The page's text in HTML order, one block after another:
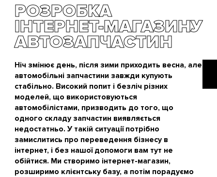
РОЗРОБКА
ІНТЕРНЕТ-МАГАЗИНУ
АВТОЗАПЧАСТИН
Ніч змінює день, після зими приходить весна, але
автомобільні запчастини завжди купують
стабільно. Високий попит і безліч різних
моделей, що використовуються
автомобілістами, призводить до того, що
одного складу запчастин виявляється
недостатньо. У такій ситуації потрібно
замислитись про переведення бізнесу в
інтернет, і без нашої допомоги вам тут не
обійтися. Ми створимо інтернет-магазин,
розширимо клієнтську базу, а потім порадуємо